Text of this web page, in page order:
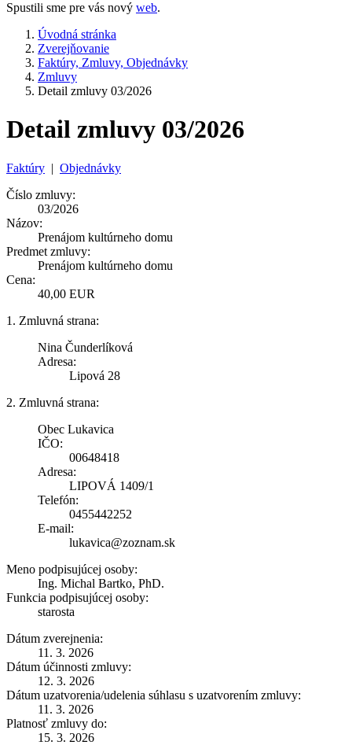
Spustili sme pre vás nový web.
Úvodná stránka
Zverejňovanie
Faktúry, Zmluvy, Objednávky
Zmluvy
Detail zmluvy 03/2026
Detail zmluvy 03/2026
Faktúry | Objednávky
Číslo zmluvy:
03/2026
Názov:
Prenájom kultúrneho domu
Predmet zmluvy:
Prenájom kultúrneho domu
Cena:
40,00 EUR
1. Zmluvná strana:
Nina Čunderlíková
Adresa:
Lipová 28
2. Zmluvná strana:
Obec Lukavica
IČO:
00648418
Adresa:
LIPOVÁ 1409/1
Telefón:
0455442252
E-mail:
lukavica@zoznam.sk
Meno podpisujúcej osoby:
Ing. Michal Bartko, PhD.
Funkcia podpisujúcej osoby:
starosta
Dátum zverejnenia:
11. 3. 2026
Dátum účinnosti zmluvy:
12. 3. 2026
Dátum uzatvorenia/udelenia súhlasu s uzatvorením zmluvy:
11. 3. 2026
Platnosť zmluvy do:
15. 3. 2026